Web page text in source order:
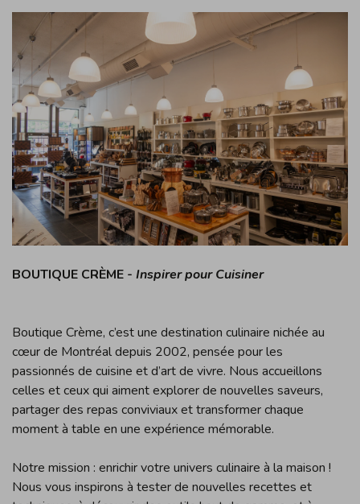
BOUTIQUE CRÈME - Inspirer pour Cuisiner
Boutique Crème, c’est une destination culinaire nichée au
cœur de Montréal depuis 2002, pensée pour les
passionnés de cuisine et d’art de vivre. Nous accueillons
celles et ceux qui aiment explorer de nouvelles saveurs,
partager des repas conviviaux et transformer chaque
moment à table en une expérience mémorable.
Notre mission : enrichir votre univers culinaire à la maison !
Nous vous inspirons à tester de nouvelles recettes et